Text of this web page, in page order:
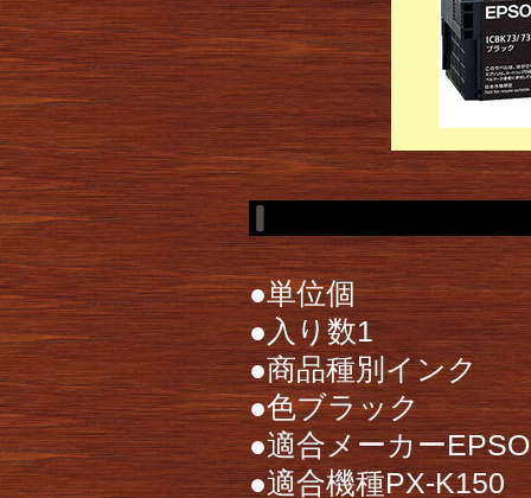
●単位個
●入り数1
●商品種別インク
●色ブラック
●適合メーカー
●適合機種PX-K150